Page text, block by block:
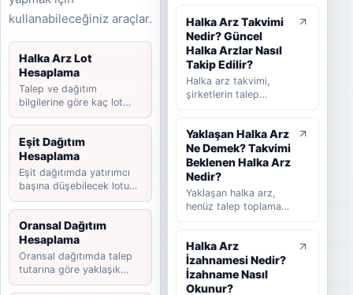
kullanabileceğiniz araçlar.
Halka Arz Lot
Hesaplama
Talep ve dağıtım
bilgilerine göre kaç lot
düşebileceğini hesaplayın.
Eşit Dağıtım
Hesaplama
Eşit dağıtımda yatırımcı
başına düşebilecek lotu
tahmin edin.
Oransal Dağıtım
Hesaplama
Oransal dağıtımda talep
tutarına göre yaklaşık
payınızı hesaplayın.
Halka Arz Takvimi
Nedir? Güncel
Halka Arzlar Nasıl
Takip Edilir?
Halka arz takvimi,
şirketlerin talep
dağıtım yöntemini,
beklenen ve
tamamlanan halka arz
süreçlerini takip
etmeye yardımcı olan
rehber niteliğinde bir
listedir. Bu yazıda
nedir, nasıl okunur,
hangi bilgilere dikkat
edilmelidir ve
yatırımcılar güncel
Yaklaşan Halka Arz
Ne Demek? Takvimi
Beklenen Halka Arz
Nedir?
Yaklaşan halka arz,
henüz talep toplama
tarafından takip
edilen şirketleri ifade
eder. Takvimi
beklenen halka arz ise
Halka Arz
İzahnamesi Nedir?
İzahname Nasıl
Okunur?